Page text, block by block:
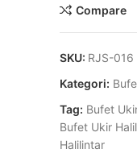
Compare
SKU: RJS-016
Kategori:
Tag: Bufet
Bufet Ukir
Halilintar